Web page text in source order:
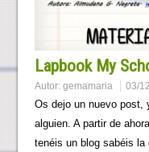
Lapbook My
Autor: gemamaria 03/
Os dejo un nuevo post,
alguien. A partir de
tenéis un blog sabéis